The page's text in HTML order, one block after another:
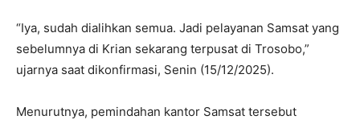
“Iya, sudah dialihkan semua. Jadi pelayanan Samsat yang
sebelumnya di Krian sekarang terpusat di Trosobo,”
ujarnya saat dikonfirmasi, Senin (15/12/2025).
Menurutnya, pemindahan kantor Samsat tersebut